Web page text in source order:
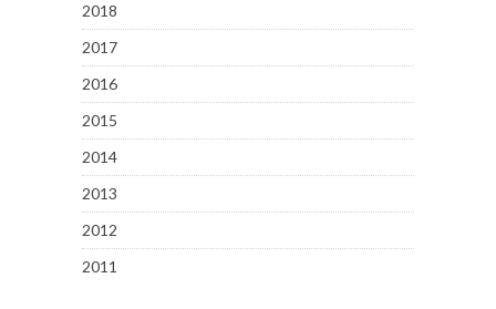
2018
2017
2016
2015
2014
2013
2012
2011